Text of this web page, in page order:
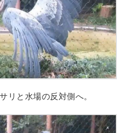
リと水場の反対側へ。